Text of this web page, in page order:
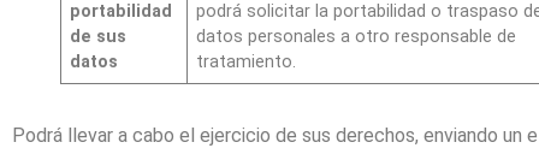
portabilidad
de sus
datos
podrá solicitar la portabilidad o traspaso
datos personales a otro responsable de
tratamiento.
Podrá llevar a cabo el ejercicio de sus derechos, enviando un